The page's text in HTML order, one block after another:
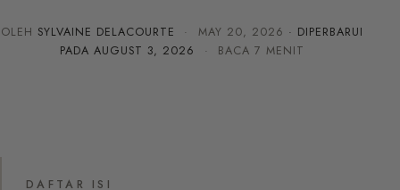
OLEH SYLVAINE DELACOURTE · MAY 20, 2026 · DIPERBARUI
PADAAUGUST 3, 2026 · BACA 7 MENIT
DAFTAR ISI